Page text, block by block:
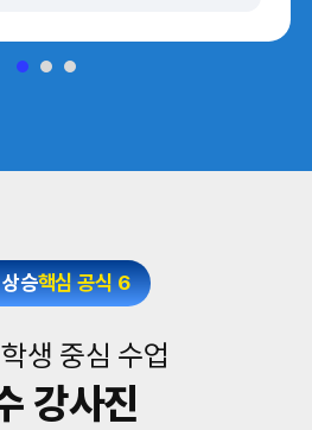
승핵심 공식 6
생 중심 수업
강사진